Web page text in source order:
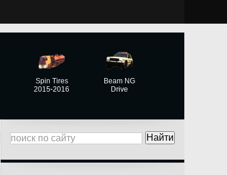
Spin Tires
2015-2016
Beam NG
Drive